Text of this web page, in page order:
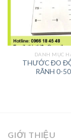
DANH MỤC
THƯỚC ĐO
RÃNH 0-
GIỚI THIỆU